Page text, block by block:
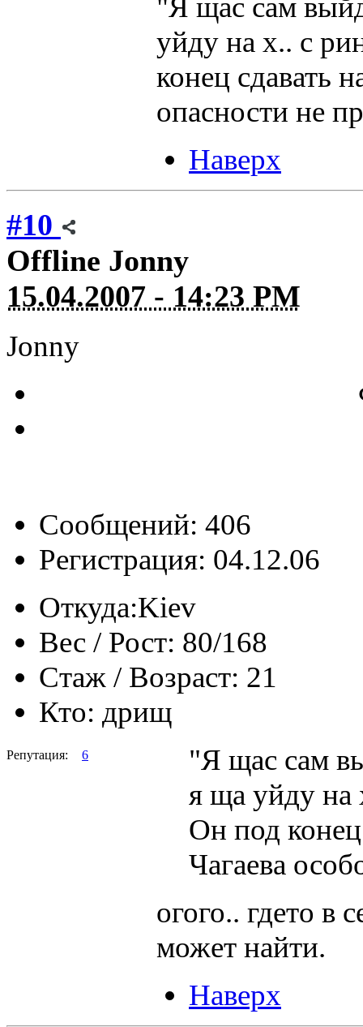
"Я щас сам
уйду на х.. с
конец сдавать
опасности не
Наверх
#10
Offline Jonny
15.04.2007 - 14:23 PM
Jonny
Сообщений: 406
Регистрация: 04.12.06
Откуда:Kiev
Вес / Рост: 80/168
Стаж / Возраст: 21
Кто: дрищ
Репутация: 6
"Я щас сам
я ща уйду на
Он под конец
Чагаева
огого.. гдето в
может найти.
Наверх